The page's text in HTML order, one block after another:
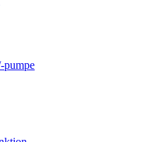
pumpe